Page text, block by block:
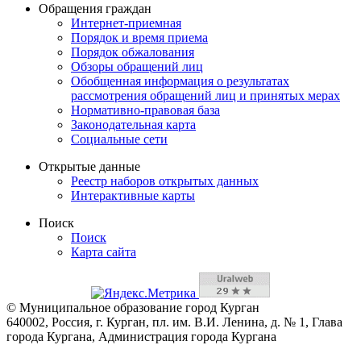
Обращения граждан
Интернет-приемная
Порядок и время приема
Порядок обжалования
Обзоры обращений лиц
Обобщенная информация о результатах
рассмотрения обращений лиц и принятых мерах
Нормативно-правовая база
Законодательная карта
Социальные сети
Открытые данные
Реестр наборов открытых данных
Интерактивные карты
Поиск
Поиск
Карта сайта
© Муниципальное образование город Курган
640002, Россия, г. Курган, пл. им. В.И. Ленина, д. № 1, Глава
города Кургана, Администрация города Кургана